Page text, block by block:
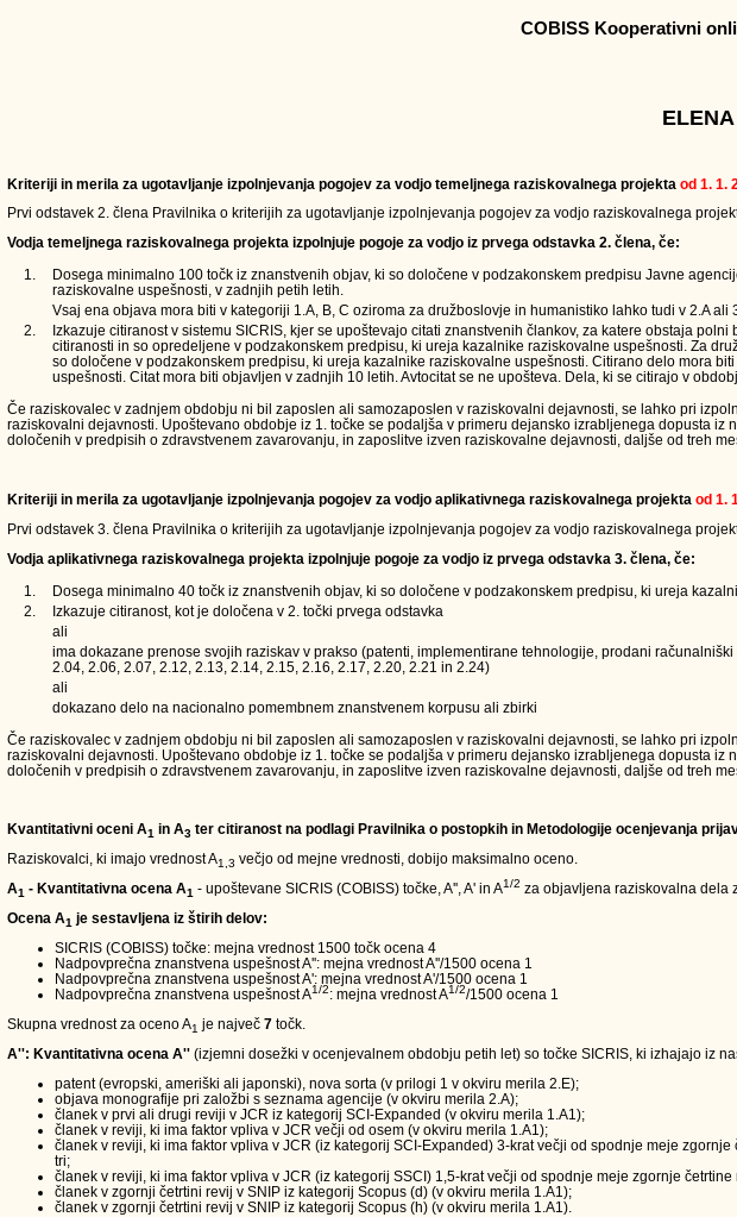
COBISS Kooperativni
Kriteriji in merila za ugotavljanje izpolnjevanja pogojev za vodjo temeljnega raziskovalnega projekta od 1. 1.
Prvi odstavek 2. člena Pravilnika o kriterijih za ugotavljanje izpolnjevanja pogojev za vodjo raziskovalnega
Vodja temeljnega raziskovalnega projekta izpolnjuje pogoje za vodjo iz prvega odstavka 2. člena, če:
1.
Dosega minimalno 100 točk iz znanstvenih objav, ki so določene v podzakonskem predpisu Javne
raziskovalne uspešnosti, v zadnjih petih letih.
Vsaj ena objava mora biti v kategoriji 1.A, B, C oziroma za družboslovje in humanistiko lahko tudi v 2.A ali
2.
Izkazuje citiranost v sistemu SICRIS, kjer se upoštevajo citati znanstvenih člankov, za katere obstaja
citiranosti in so opredeljene v podzakonskem predpisu, ki ureja kazalnike raziskovalne uspešnosti. Za
so določene v podzakonskem predpisu, ki ureja kazalnike raziskovalne uspešnosti. Citirano delo mora
uspešnosti. Citat mora biti objavljen v zadnjih 10 letih. Avtocitat se ne upošteva. Dela, ki se citirajo v
Če raziskovalec v zadnjem obdobju ni bil zaposlen ali samozaposlen v raziskovalni dejavnosti, se lahko pri
raziskovalni dejavnosti. Upoštevano obdobje iz 1. točke se podaljša v primeru dejansko izrabljenega dopusta
določenih v predpisih o zdravstvenem zavarovanju, in zaposlitve izven raziskovalne dejavnosti, daljše od treh
Kriteriji in merila za ugotavljanje izpolnjevanja pogojev za vodjo aplikativnega raziskovalnega projekta od 1.
Prvi odstavek 3. člena Pravilnika o kriterijih za ugotavljanje izpolnjevanja pogojev za vodjo raziskovalnega
Vodja aplikativnega raziskovalnega projekta izpolnjuje pogoje za vodjo iz prvega odstavka 3. člena, če:
1.
Dosega minimalno 40 točk iz znanstvenih objav, ki so določene v podzakonskem predpisu, ki ureja
2.
Izkazuje citiranost, kot je določena v 2. točki prvega odstavka
ali
ima dokazane prenose svojih raziskav v prakso (patenti, implementirane tehnologije, prodani
2.04, 2.06, 2.07, 2.12, 2.13, 2.14, 2.15, 2.16, 2.17, 2.20, 2.21 in 2.24)
ali
dokazano delo na nacionalno pomembnem znanstvenem korpusu ali zbirki
Če raziskovalec v zadnjem obdobju ni bil zaposlen ali samozaposlen v raziskovalni dejavnosti, se lahko pri
raziskovalni dejavnosti. Upoštevano obdobje iz 1. točke se podaljša v primeru dejansko izrabljenega dopusta
določenih v predpisih o zdravstvenem zavarovanju, in zaposlitve izven raziskovalne dejavnosti, daljše od treh
Kvantitativni oceni A1 in A3 ter citiranost na podlagi Pravilnika o postopkih in Metodologije ocenjevanja
Raziskovalci, ki imajo vrednost A1,3 večjo od mejne vrednosti, dobijo maksimalno oceno.
A1 - Kvantitativna ocena A1 - upoštevane SICRIS (COBISS) točke, A'', A' in A1/2 za objavljena raziskovalna dela
Ocena A1 je sestavljena iz štirih delov:
SICRIS (COBISS) točke: mejna vrednost 1500 točk ocena 4
Nadpovprečna znanstvena uspešnost A'': mejna vrednost A''/1500 ocena 1
Nadpovprečna znanstvena uspešnost A': mejna vrednost A'/1500 ocena 1
Nadpovprečna znanstvena uspešnost A1/2: mejna vrednost A1/2/1500 ocena 1
Skupna vrednost za oceno A1 je največ 7 točk.
A'': Kvantitativna ocena A'' (izjemni dosežki v ocenjevalnem obdobju petih let) so točke SICRIS, ki izhajajo iz
patent (evropski, ameriški ali japonski), nova sorta (v prilogi 1 v okviru merila 2.E);
objava monografije pri založbi s seznama agencije (v okviru merila 2.A);
članek v prvi ali drugi reviji v JCR iz kategorij SCI-Expanded (v okviru merila 1.A1);
članek v reviji, ki ima faktor vpliva v JCR večji od osem (v okviru merila 1.A1);
članek v reviji, ki ima faktor vpliva v JCR (iz kategorij SCI-Expanded) 3-krat večji od spodnje meje
tri;
članek v reviji, ki ima faktor vpliva v JCR (iz kategorij SSCI) 1,5-krat večji od spodnje meje zgornje
članek v zgornji četrtini revij v SNIP iz kategorij Scopus (d) (v okviru merila 1.A1);
članek v zgornji četrtini revij v SNIP iz kategorij Scopus (h) (v okviru merila 1.A1).